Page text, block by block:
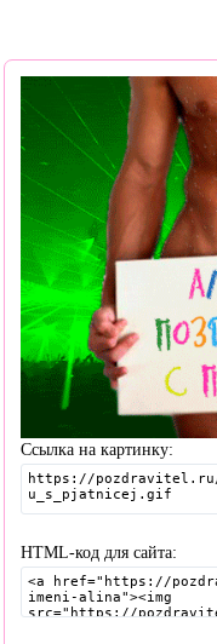
Ссылка на картинку:
HTML-код для сайта: